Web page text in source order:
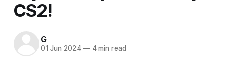
CS2!
G
01 Jun 2024 —4 min read